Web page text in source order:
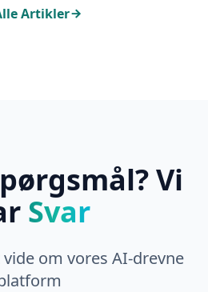
Artikler
Vi
Svar
om vores AI-drevne